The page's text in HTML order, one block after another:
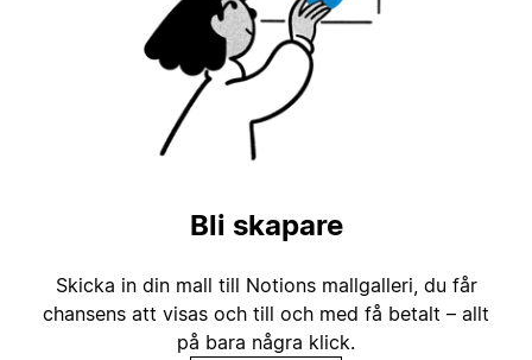
Bli skapare
Skicka in din mall till Notions mallgalleri, du får
chansens att visas och till och med få betalt – allt
på bara några klick.